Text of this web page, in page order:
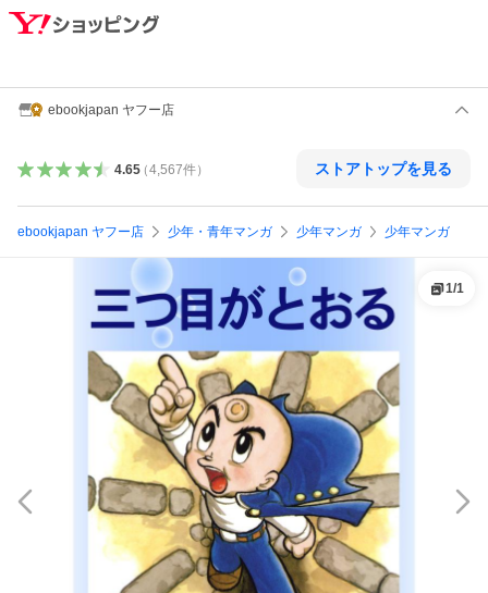
ebookjapan ヤフー店
4.65（4,567件） ストアトップを見る
ebookjapan ヤフー店 少年・青年マンガ 少年マンガ 少年マンガ
1/1